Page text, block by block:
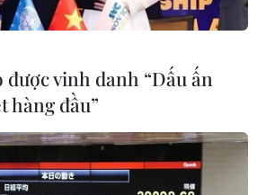
Mùa thu hoạch sơn tra ở
Mù Cang Chải
được vinh danh “Dấu ấn
hàng đầu”